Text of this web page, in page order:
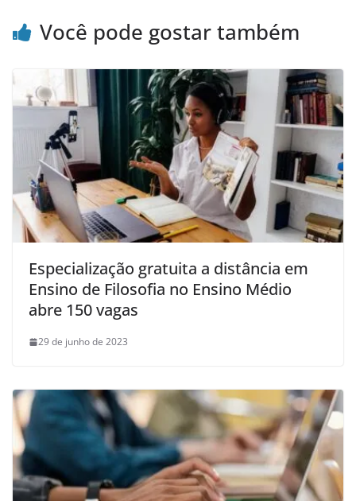
Você pode gostar também
Especialização gratuita a distância em
Ensino de Filosofia no Ensino Médio
abre 150 vagas
29 de junho de 2023